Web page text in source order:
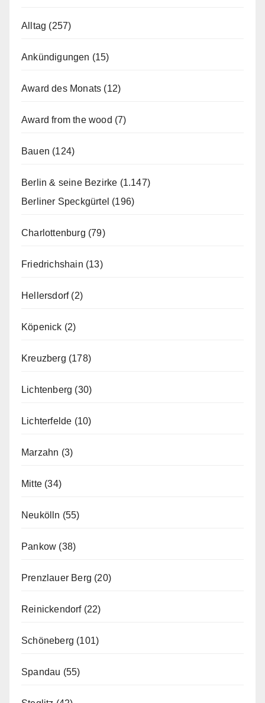
Alltag (257)
Ankündigungen (15)
Award des Monats (12)
Award from the wood (7)
Bauen (124)
Berlin & seine Bezirke (1.147)
Berliner Speckgürtel (196)
Charlottenburg (79)
Friedrichshain (13)
Hellersdorf(2)
Köpenick (2)
Kreuzberg (178)
Lichtenberg (30)
Lichterfelde (10)
Marzahn (3)
Mitte (34)
Neukölln (55)
Pankow (38)
Prenzlauer Berg (20)
Reinickendorf(22)
Schöneberg (101)
Spandau (55)